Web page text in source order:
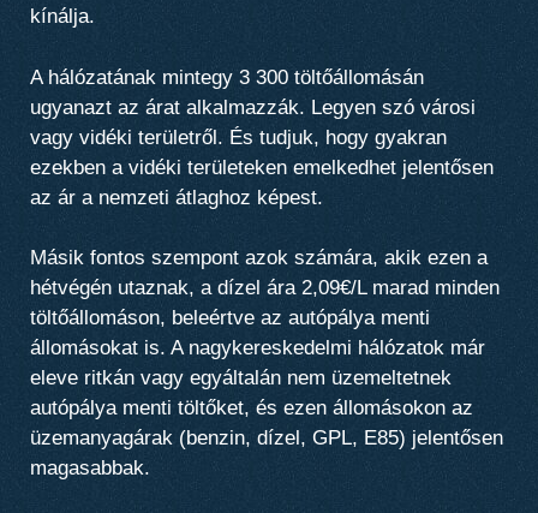
kínálja.
A hálózatának mintegy 3 300 töltőállomásán
ugyanazt az árat alkalmazzák. Legyen szó városi
vagy vidéki területről. És tudjuk, hogy gyakran
ezekben a vidéki területeken emelkedhet jelentősen
az ár a nemzeti átlaghoz képest.
Másik fontos szempont azok számára, akik ezen a
hétvégén utaznak, a dízel ára 2,09€/L marad minden
töltőállomáson, beleértve az autópálya menti
állomásokat is. A nagykereskedelmi hálózatok már
eleve ritkán vagy egyáltalán nem üzemeltetnek
autópálya menti töltőket, és ezen állomásokon az
üzemanyagárak (benzin, dízel, GPL, E85) jelentősen
magasabbak.